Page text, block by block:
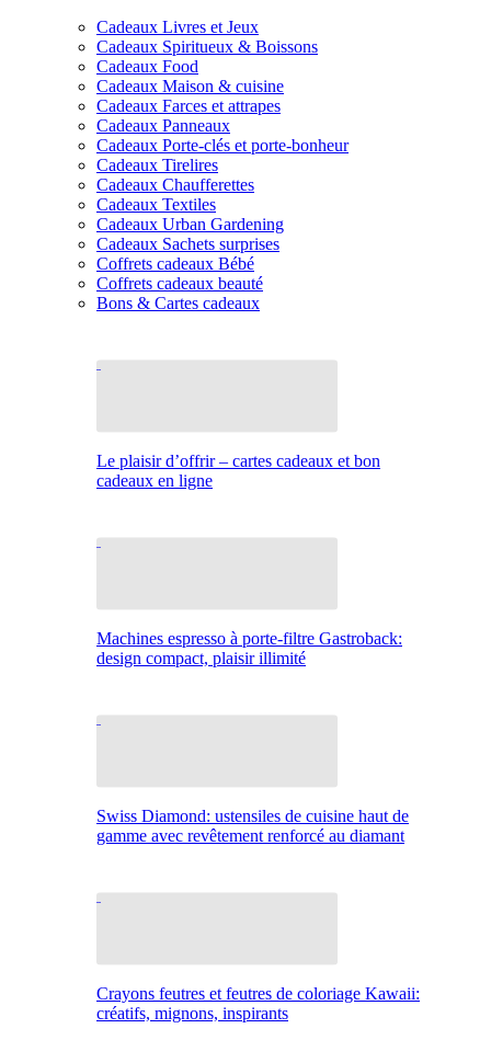
Cadeaux Livres et Jeux
Cadeaux Spiritueux & Boissons
Cadeaux Food
Cadeaux Maison & cuisine
Cadeaux Farces et attrapes
Cadeaux Panneaux
Cadeaux Porte-clés et porte-bonheur
Cadeaux Tirelires
Cadeaux Chaufferettes
Cadeaux Textiles
Cadeaux Urban Gardening
Cadeaux Sachets surprises
Coffrets cadeaux Bébé
Coffrets cadeaux beauté
Bons & Cartes cadeaux
Le plaisir d’offrir – cartes cadeaux et bon
cadeaux en ligne
Machines espresso à porte-filtre Gastroback:
design compact, plaisir illimité
Swiss Diamond: ustensiles de cuisine haut de
gamme avec revêtement renforcé au diamant
Crayons feutres et feutres de coloriage Kawaii:
créatifs, mignons, inspirants